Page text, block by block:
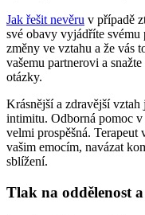
Jak řešit nevěru v případě
své obavy vyjádříte svému
změny ve vztahu a že vás
vašemu partnerovi a
otázky.
Krásnější a zdravější
intimitu. Odborná pomoc v
velmi prospěšná. Terapeut
vašim emocím, navázat
sblížení.
Tlak na oddělenost